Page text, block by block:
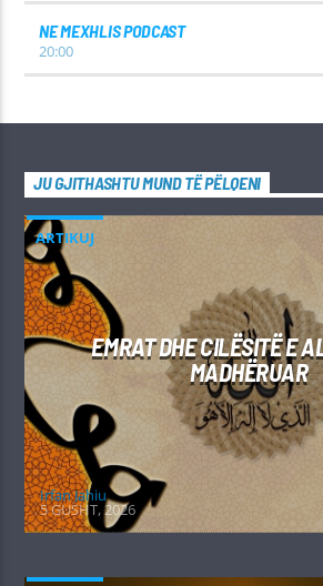
NE MEXHLIS PODCAST
20:00
JU GJITHASHTU MUND TË PËLQENI
ARTIKUJ
EMRAT DHE CILËSITË E
MADHËRUAR
Irfan Jahiu
5 GUSHT, 2026